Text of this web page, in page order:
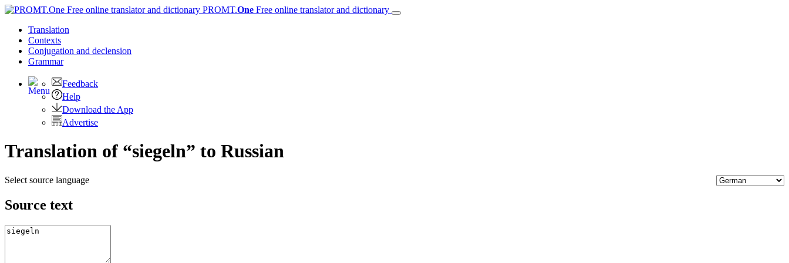
PROMT.One Free online translator and dictionary
Translation
Contexts
Conjugation and declension
Grammar
Feedback
Help
Download the App
Advertise
Translation of “siegeln” to Russian
Select source language
Source text